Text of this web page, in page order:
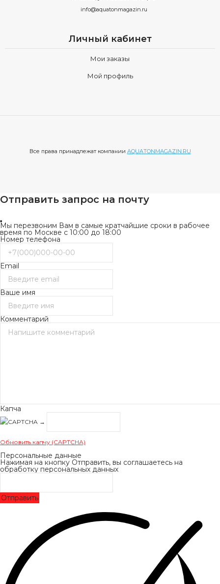
info@aquatonmagazin.ru
Личный кабинет
Мои заказы
Мой профиль
Все права принадлежат компании AQUATONMAGAZIN.RU
Отправить запрос на почту
Мы перезвоним Вам в самые кратчайшие сроки в рабочее
время по Москве с 10:00 до 18:00
Номер телефона
Email
Ваше имя
Комментарий
Капча
→
Обновить капчу (CAPTCHA)
Персональные данные
Нажимая на кнопку Отправить, вы соглашаетесь на
обработку персональных данных
Отправить